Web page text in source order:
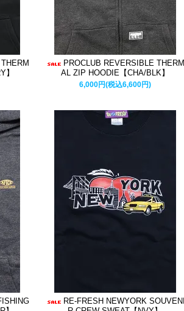
】
PROCLUB REVERSIBLE THERM
AL ZIP HOODIE【CHA/BLK】
6,000円(税込6,600円)
RE-FRESH NEWYORK SOUVENI